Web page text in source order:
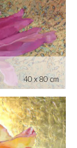
40 x 80 cm